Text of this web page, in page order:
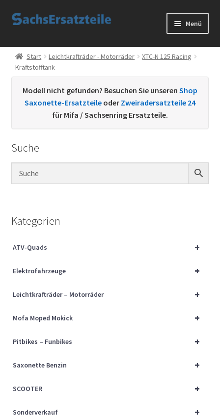
Zur
Zum
Menü
Start
AGB
Datenschutzerklärung
Kontakt
Sachs Ersatzteile
Über uns
Start Leichtkrafträder - Motorräder
XTC-N 125 Racing
Kraftstofftank
Modell nicht gefunden? Besuchen Sie unseren Shop
Saxonette-Ersatzteile oder Zweiradersatzteile 24
für Mifa / Sachsenring Ersatzteile.
Suche
Kategorien
+
ATV-Quads
+
Elektrofahrzeuge
+
Leichtkrafträder – Motorräder
+
Mofa Moped Mokick
+
Pitbikes – Funbikes
+
Saxonette Benzin
+
SCOOTER
+
Sonderverkauf